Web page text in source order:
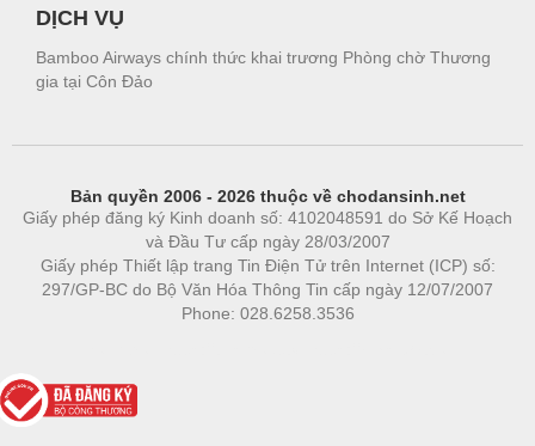
DỊCH VỤ
Bamboo Airways chính thức khai trương Phòng chờ Thương
gia tại Côn Đảo
Bản quyền 2006 - 2026 thuộc về chodansinh.net
Giấy phép đăng ký Kinh doanh số: 4102048591 do Sở Kế Hoạch
và Đầu Tư cấp ngày 28/03/2007
Giấy phép Thiết lập trang Tin Điện Tử trên Internet (ICP) số:
297/GP-BC do Bộ Văn Hóa Thông Tin cấp ngày 12/07/2007
Phone: 028.6258.3536